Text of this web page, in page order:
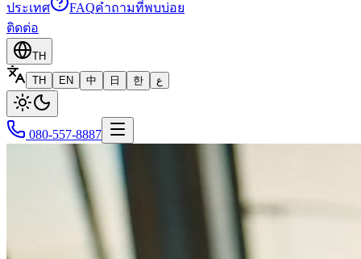
ประเทศ
FAQคำถามที่พบบ่อย
ติดต่อ
TH
TH
EN 中 日 한 ع
080-557-8887